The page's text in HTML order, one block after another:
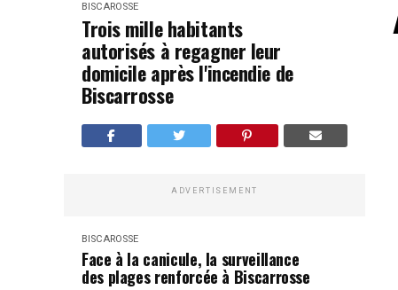
BISCAROSSE
Trois mille habitants
autorisés à regagner leur
domicile après l'incendie de
Biscarrosse
ADVERTISEMENT
BISCAROSSE
Face à la canicule, la surveillance
des plages renforcée à Biscarrosse